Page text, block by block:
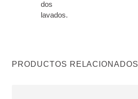
dos
lavados.
PRODUCTOS RELACIONADOS